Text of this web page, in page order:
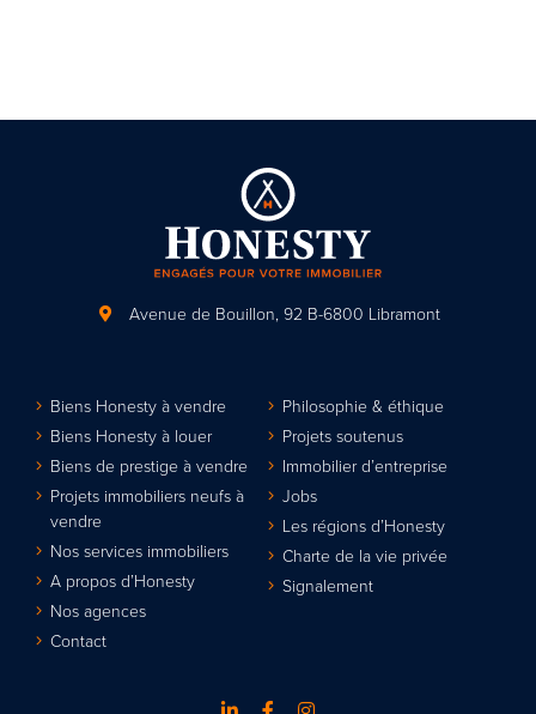
Avenue de Bouillon, 92 B-6800 Libramont
Biens Honesty à vendre
Biens Honesty à louer
Biens de prestige à vendre
Projets immobiliers neufs à
vendre
Nos services immobiliers
A propos d’Honesty
Nos agences
Contact
Philosophie & éthique
Projets soutenus
Immobilier d’entreprise
Jobs
Les régions d’Honesty
Charte de la vie privée
Signalement